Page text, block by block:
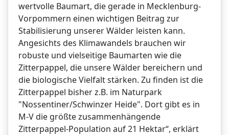
wertvolle Baumart, die gerade in Mecklenburg-
Vorpommern einen wichtigen Beitrag zur
Stabilisierung unserer Wälder leisten kann.
Angesichts des Klimawandels brauchen wir
robuste und vielseitige Baumarten wie die
Zitterpappel, die unsere Wälder bereichern und
die biologische Vielfalt stärken. Zu finden ist die
Zitterpappel bisher z.B. im Naturpark
"Nossentiner/Schwinzer Heide". Dort gibt es in
M-V die größte zusammenhängende
Zitterpappel-Population auf 21 Hektar“, erklärt